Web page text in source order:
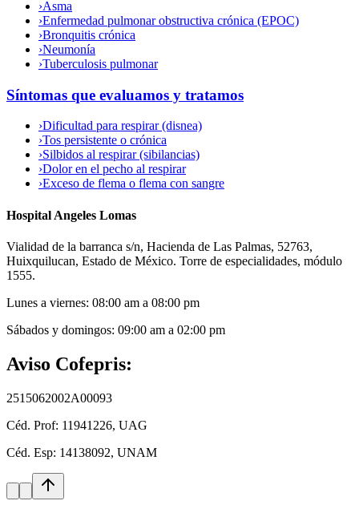
›Asma
›Enfermedad pulmonar obstructiva crónica (EPOC)
›Bronquitis crónica
›Neumonía
›Tuberculosis pulmonar
Síntomas que evaluamos y tratamos
›Dificultad para respirar (disnea)
›Tos persistente o crónica
›Silbidos al respirar (sibilancias)
›Dolor en el pecho al respirar
›Exceso de flema o flema con sangre
Hospital Angeles Lomas
Vialidad de la barranca s/n, Hacienda de Las Palmas, 52763,
Huixquilucan, Estado de México. Torre de especialidades, módulo
1555.
Lunes a viernes: 08:00 am a 08:00 pm
Sábados y domingos: 09:00 am a 02:00 pm
Aviso Cofepris:
2515062002A00093
Céd. Prof: 11941226, UAG
Céd. Esp: 14138092, UNAM